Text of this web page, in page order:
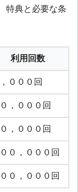
特典と必要な条
利用回数
０００回
，０００回
，０００回
０，０００回
０，０００回